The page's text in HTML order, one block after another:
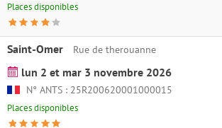
Places disponibles
Saint-Omer Rue de therouanne
lun 2 et mar 3 novembre 2026
N° ANTS : 25R200620001000015
Places disponibles